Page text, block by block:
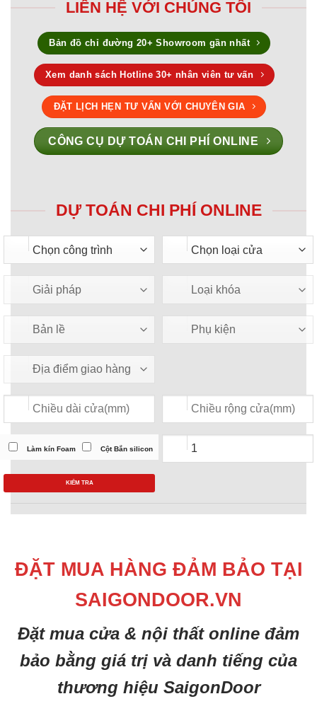
LIÊN HỆ VỚI CHÚNG TÔI
Bản đồ chỉ đường 20+ Showroom gần nhất
Xem danh sách Hotline 30+ nhân viên tư vấn
ĐẶT LỊCH HẸN TƯ VẤN VỚI CHUYÊN GIA
CÔNG CỤ DỰ TOÁN CHI PHÍ ONLINE
DỰ TOÁN CHI PHÍ ONLINE
Làm kín Foam Cột Bắn silicon
KIỂM TRA
ĐẶT MUA HÀNG ĐẢM BẢO TẠI
SAIGONDOOR.VN
Đặt mua cửa & nội thất online đảm
bảo bằng giá trị và danh tiếng của
thương hiệu SaigonDoor